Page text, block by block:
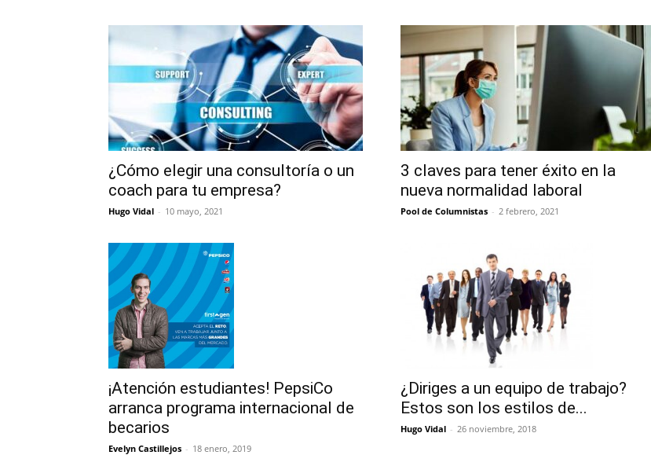
¿Cómo elegir una consultoría o un
coach para tu empresa?
Hugo Vidal - 10 mayo, 2021
3 claves para tener éxito en la
nueva normalidad laboral
Pool de Columnistas - 2 febrero, 2021
¡Atención estudiantes! PepsiCo
arranca programa internacional de
becarios
Evelyn Castillejos - 18 enero, 2019
¿Diriges a un equipo de trabajo?
Estos son los estilos de...
Hugo Vidal - 26 noviembre, 2018